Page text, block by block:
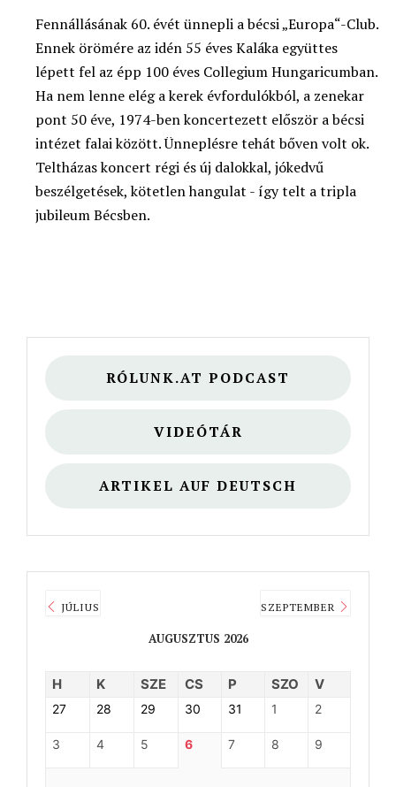
Fennállásának 60. évét ünnepli a bécsi „Europa“-Club.
Ennek örömére az idén 55 éves Kaláka együttes
lépett fel az épp 100 éves Collegium Hungaricumban.
Ha nem lenne elég a kerek évfordulókból, a zenekar
pont 50 éve, 1974-ben koncertezett először a bécsi
intézet falai között. Ünneplésre tehát bőven volt ok.
Teltházas koncert régi és új dalokkal, jókedvű
beszélgetések, kötetlen hangulat - így telt a tripla
jubileum Bécsben.
RÓLUNK.AT PODCAST
VIDEÓTÁR
ARTIKEL AUF DEUTSCH
JÚLIUS
AUGUSZTUS 2026
SZEPTEMBER
H K SZE CS P SZO V
27 28 29 30 31 1 2
3 4 5 6 7 8 9